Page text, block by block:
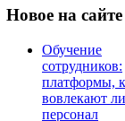
Новое на сайте
Обучение
сотрудников:
платформы,
вовлекают
персонал